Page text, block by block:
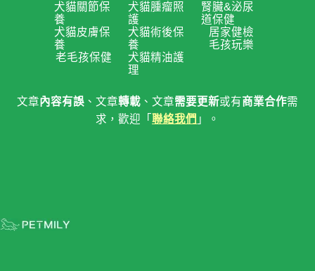
犬貓關節保
養
犬貓皮膚保
養
老毛孩保健
犬貓腫瘤照
護
犬貓術後保
養
犬貓精油護
理
腎臟&泌尿
道保健
居家健檢
毛孩玩樂
文章內容有誤 、文章轉載 、文章需要更新或有商業合作需
求，歡迎「 聯絡我們 」。